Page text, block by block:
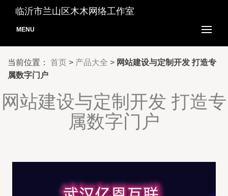
临沂市兰山区木木网络工作室
MENU
当前位置： 首页 > 产品大全 > 网站建设与定制开发 打造专
属数字门户
网站建设与定制开发 打造专
属数字门户